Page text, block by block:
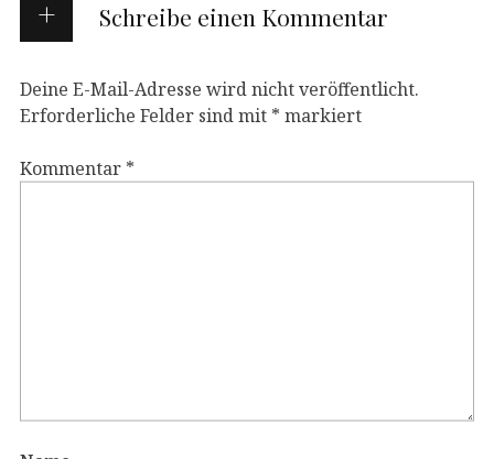
Schreibe einen Kommentar
Deine E-Mail-Adresse wird nicht veröffentlicht.
Erforderliche Felder sind mit * markiert
Kommentar *